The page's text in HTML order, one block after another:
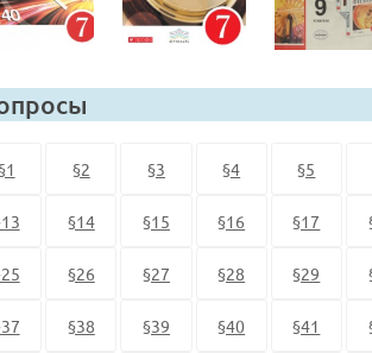
§2 §3 §4 §5
§14 §15 §16 §17
§26 §27 §28 §29
§38 §39 §40 §41